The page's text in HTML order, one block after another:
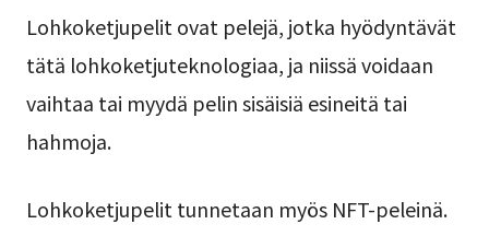
Lohkoketjupelit ovat pelejä, jotka hyödyntävät
tätä lohkoketjuteknologiaa, ja niissä voidaan
vaihtaa tai myydä pelin sisäisiä esineitä tai
hahmoja.
Lohkoketjupelit tunnetaan myös NFT-peleinä.